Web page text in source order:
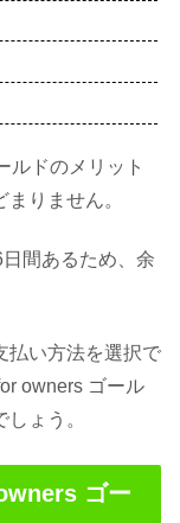
ルドのメリット
りません。
間あるため、余
払い方法を選択で
owners ゴール
ょう。
ゴー